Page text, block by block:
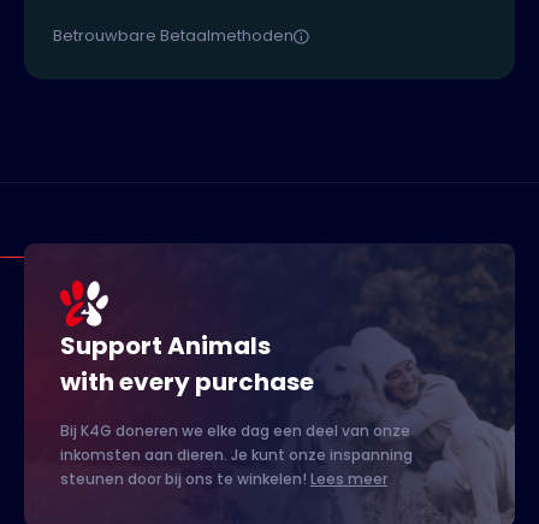
Betrouwbare Betaalmethoden
Support Animals
with every purchase
Bij K4G doneren we elke dag een deel van onze
inkomsten aan dieren. Je kunt onze inspanning
steunen door bij ons te winkelen! Lees meer